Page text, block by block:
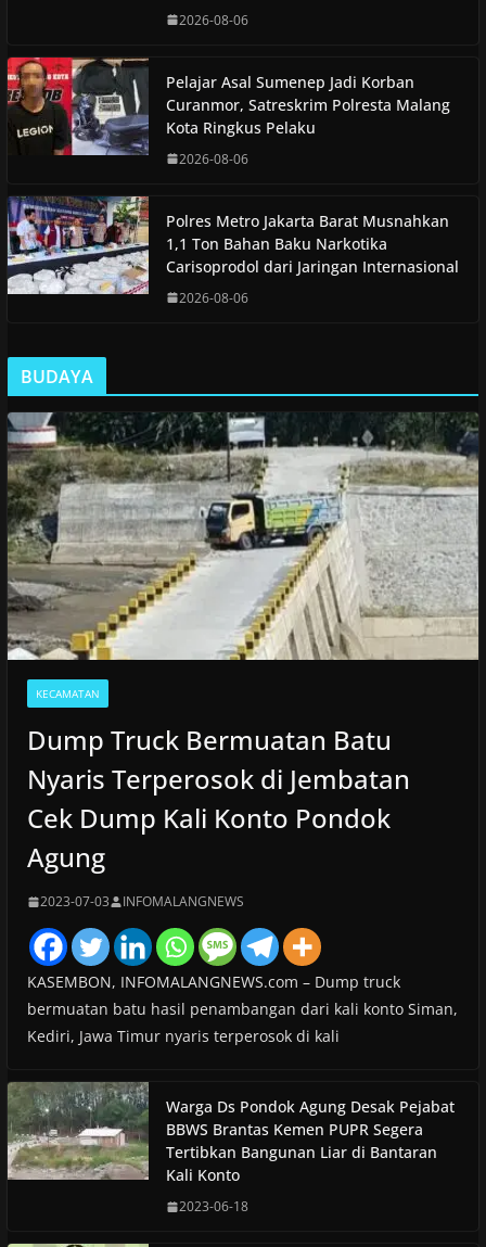
2026-08-06
Pelajar Asal Sumenep Jadi Korban
Curanmor, Satreskrim Polresta Malang
Kota Ringkus Pelaku
2026-08-06
Polres Metro Jakarta Barat Musnahkan
1,1 Ton Bahan Baku Narkotika
Carisoprodol dari Jaringan Internasional
2026-08-06
BUDAYA
KECAMATAN
Dump Truck Bermuatan Batu
Nyaris Terperosok di Jembatan
Cek Dump Kali Konto Pondok
Agung
2023-07-03 INFOMALANGNEWS
KASEMBON, INFOMALANGNEWS.com – Dump truck
bermuatan batu hasil penambangan dari kali konto Siman,
Kediri, Jawa Timur nyaris terperosok di kali
Warga Ds Pondok Agung Desak Pejabat
BBWS Brantas Kemen PUPR Segera
Tertibkan Bangunan Liar di Bantaran
Kali Konto
2023-06-18